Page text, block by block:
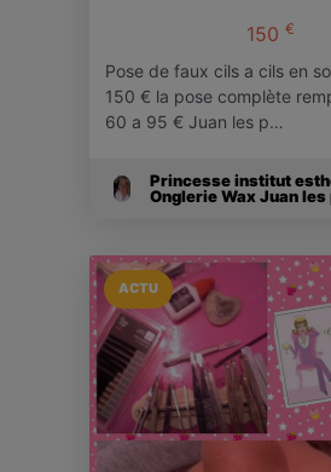
150 €
Pose de faux cils a cils en
150 € la pose complète
60 a 95 € Juan les p…
Princesse institut
Onglerie Wax Juan les
ACTU